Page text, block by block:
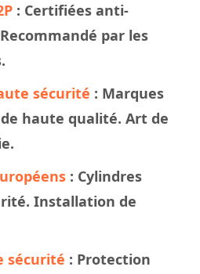
: Certifiées anti-
par les
sécurité : Marques
haute qualité. Art de
: Cylindres
Installation de
sécurité : Protection